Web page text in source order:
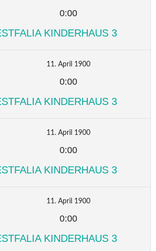
0:00
KINDERHAUS 3
11. April 1900
0:00
KINDERHAUS 3
11. April 1900
0:00
KINDERHAUS 3
11. April 1900
0:00
KINDERHAUS 3